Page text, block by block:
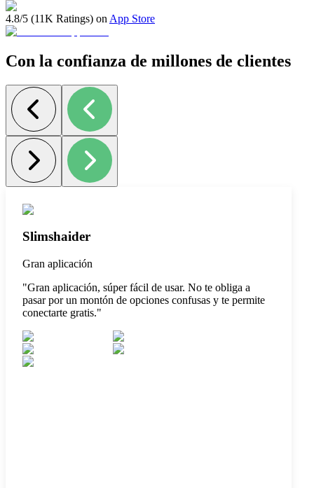
4.8/5 (11K Ratings) on App Store
Con la confianza de millones de clientes
Slimshaider
Gran aplicación
"Gran aplicación, súper fácil de usar. No te obliga a
pasar por un montón de opciones confusas y te permite
conectarte gratis."